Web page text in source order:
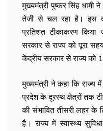
मुख्यमंत्री पुष्कर सिंह धामी
तेजी से चल रहा है। इस
प्रतिशत टीकाकरण
सरकार से राज्य को पूरा
केंद्रीय सरकार से राज्य को
मुख्यमंत्री ने कहा कि राज्य
प्रदेश के दूरस्थ क्षेत्रों तक
की संभावित तीसरी लहर के
है। राज्य में स्वास्थ्य